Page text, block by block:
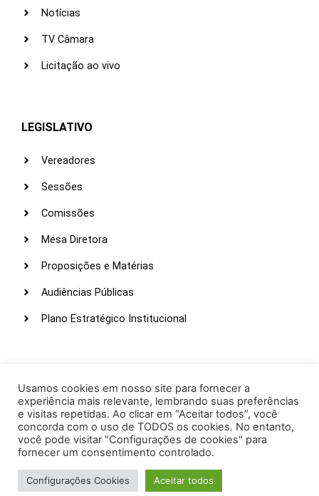
Notícias
TV Câmara
Licitação ao vivo
LEGISLATIVO
Vereadores
Sessões
Comissões
Mesa Diretora
Proposições e Matérias
Audiências Públicas
Plano Estratégico Institucional
Webmail
Intranet
Administração
Usamos cookies em nosso site para fornecer a
experiência mais relevante, lembrando suas preferências
e visitas repetidas. Ao clicar em “Aceitar todos”, você
concorda com o uso de TODOS os cookies. No entanto,
você pode visitar "Configurações de cookies" para
fornecer um consentimento controlado.
Configurações Cookies Aceitar todos